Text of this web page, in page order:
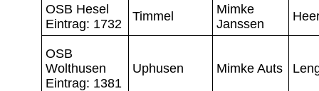
OSB Hesel
Eintrag: 1732
Timmel
Mimke
Janssen
OSB
Wolthusen
Eintrag: 1381
Uphusen Mimke Auts